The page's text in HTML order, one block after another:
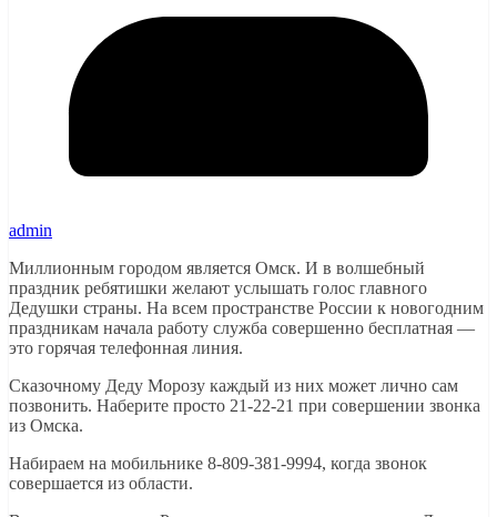
admin
Миллионным городом является Омск. И в волшебный
праздник ребятишки желают услышать голос главного
Дедушки страны. На всем пространстве России к новогодним
праздникам начала работу служба совершенно бесплатная —
это горячая телефонная линия.
Сказочному Деду Морозу каждый из них может лично сам
позвонить. Наберите просто 21-22-21 при совершении звонка
из Омска.
Набираем на мобильнике 8-809-381-9994, когда звонок
совершается из области.